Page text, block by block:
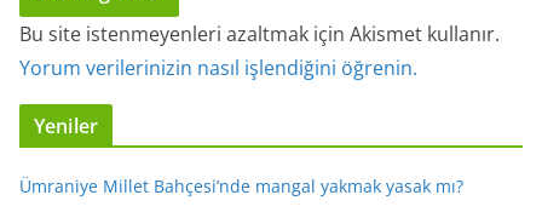
Bu site istenmeyenleri azaltmak için Akismet kullanır.
Yorum verilerinizin nasıl işlendiğini öğrenin.
Yeniler
Ümraniye Millet Bahçesi’nde mangal yakmak yasak mı?